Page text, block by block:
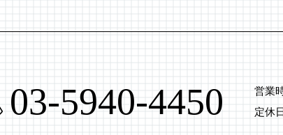
03-5940-4450 営業
定休日